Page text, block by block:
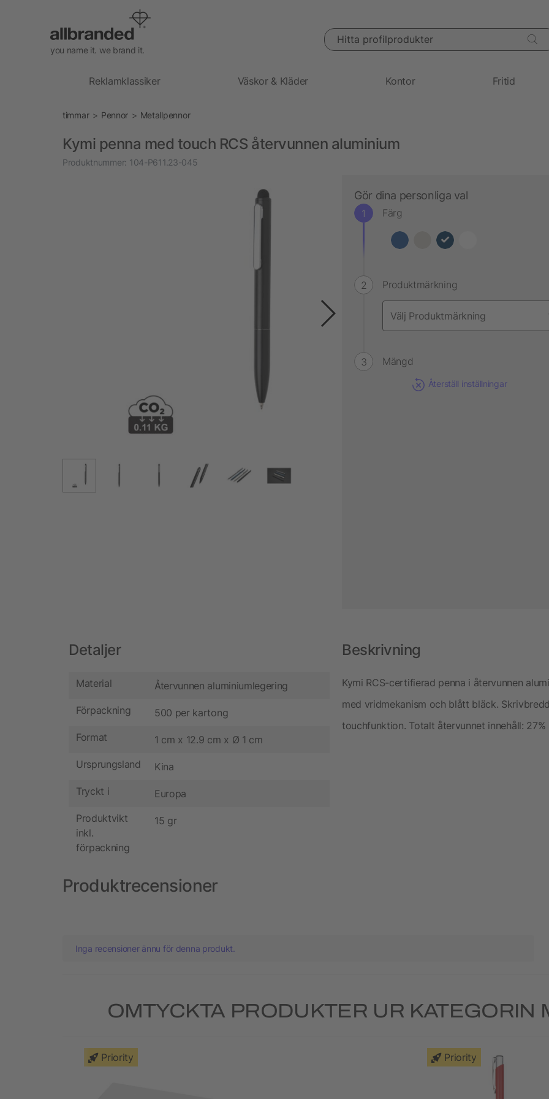
you name it. we brand it.
Hitta profilprodukter
Reklamklassiker Väskor & Kläder Kontor Fritid
timmar Pennor Metallpennor
Kymi penna med touch RCS återvunnen aluminium
Produktnummer: 104-P611.23-045
Gör dina personliga val
Färg
Produktmärkning
Mängd
Återställ inställningar
Detaljer
Material Återvunnen aluminiumlegering
Förpackning 500 per kartong
Format 1 cm x 12.9 cm x Ø 1 cm
Ursprungsland Kina
Tryckt i Europa
Produktvikt
inkl.
förpackning
15 gr
Beskrivning
Kymi RCS-certifierad penna i återvunnen
med vridmekanism och blått bläck.
touchfunktion. Totalt återvunnet innehåll:
Produktrecensioner
Inga recensioner ännu för denna produkt.
OMTYCKTA PRODUKTER UR KATEGORIN
Priority Priority